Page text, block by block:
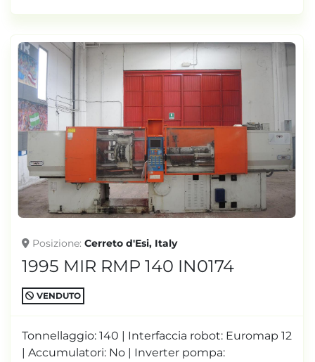
Posizione Cerreto d'Esi, Italy
1995 MIR RMP 140 IN0174
VENDUTO
Tonnellaggio: 140 | Interfaccia robot: Euromap 12
| Accumulatori: No | Inverter pompa: